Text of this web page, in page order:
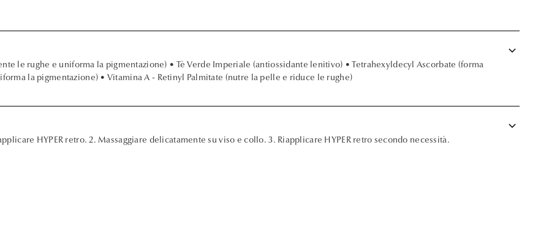
keyboard_arrow_down
le rughe e uniforma la pigmentazione) • Tè Verde Imperiale (antiossidante lenitivo) • Tetrahexyldecyl Ascorbate (forma
la pigmentazione) • Vitamina A - Retinyl Palmitate (nutre la pelle e riduce le rughe)
keyboard_arrow_down
HYPER retro. 2. Massaggiare delicatamente su viso e collo. 3. Riapplicare HYPER retro secondo necessità.